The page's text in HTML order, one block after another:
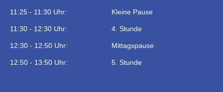
11:25 - 11:30 Uhr: Kleine Pause
11:30 - 12:30 Uhr: 4. Stunde
12:30 - 12:50 Uhr: Mittagspause
12:50 - 13:50 Uhr: 5. Stunde